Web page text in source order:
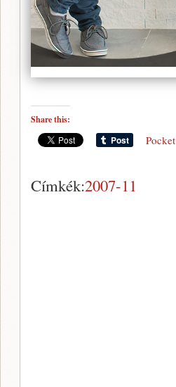
Share this:
Pocket
Címkék:2007-11